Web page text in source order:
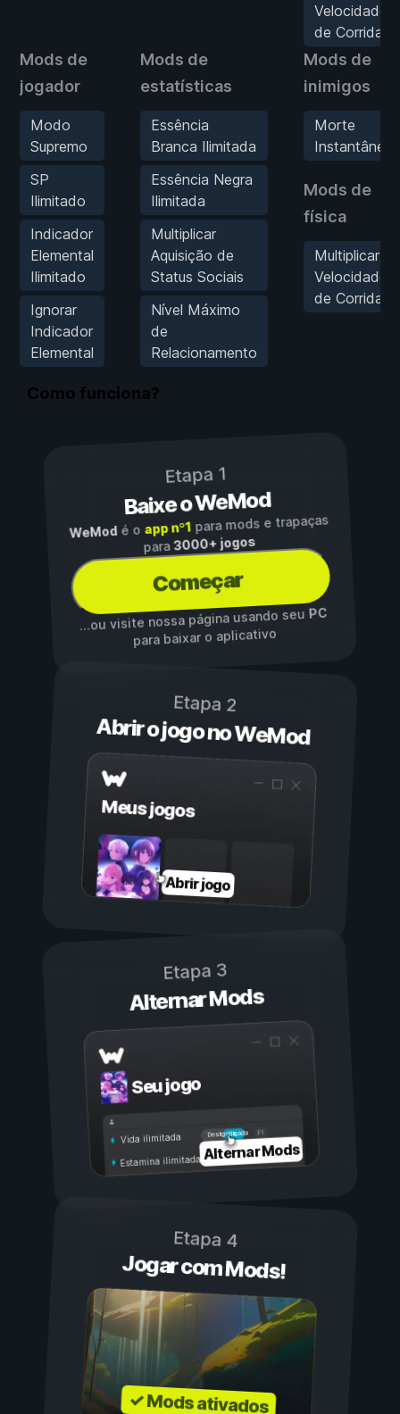
Velocidade
de Corrida
Mods de
jogador
Modo
Supremo
SP
Ilimitado
Indicador
Elemental
Ilimitado
Ignorar
Indicador
Elemental
Mods de
estatísticas
Essência
Branca Ilimitada
Essência Negra
Ilimitada
Multiplicar
Aquisição de
Status Sociais
Nível Máximo
de
Relacionamento
Mods de
inimigos
Morte
Instantânea
Mods de
física
Multiplicar
Velocidade
de Corrida
Como funciona?
Etapa 1
Baixe o WeMod
WeModé o app nº1para mods e trapaças
para3000+ jogos
Começar
...ou visite nossa página usando seuPC
para baixar o aplicativo
Etapa 2
Abrir o jogo no WeMod
Meus jogos
Abrir jogo
Etapa 3
Alternar Mods
Seu jogo
Ligada
Desligada
Vida ilimitada
Estamina ilimitadaAlternar Mods
Etapa 4
Jogar com Mods!
✓ Mods ativados